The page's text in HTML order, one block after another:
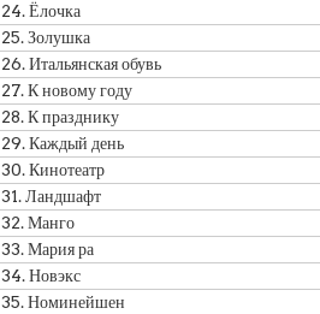
24.Ёлочка
25.Золушка
26.Итальянская обувь
27.К новому году
28.К празднику
29.Каждый день
30.Кинотеатр
31.Ландшафт
32.Манго
33.Мария ра
34.Новэкс
35.Номинейшен